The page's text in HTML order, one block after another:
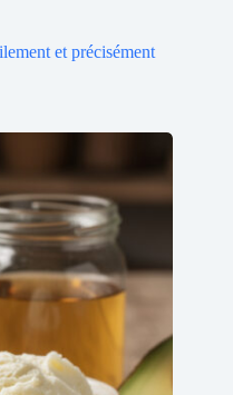
et précisément